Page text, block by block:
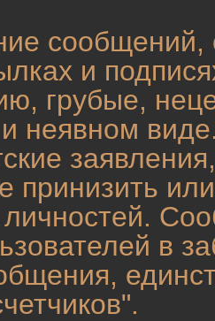
и
гpубые,
неявном
принизить
в